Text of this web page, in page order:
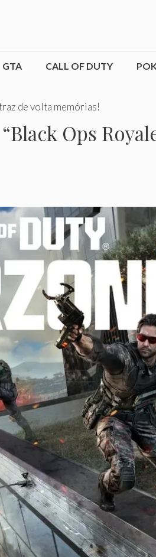
GTA CALL OF DUTY
de volta memórias!
Ops